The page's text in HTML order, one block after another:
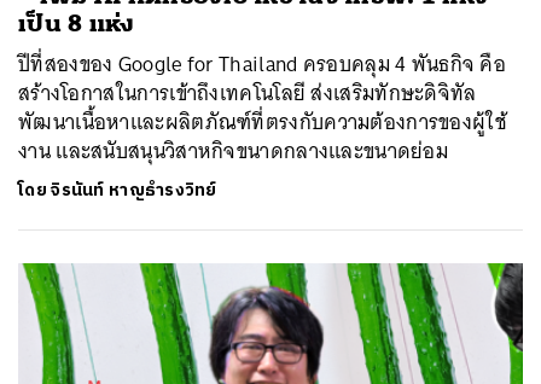
เป็น 8 แห่ง
ปีที่สองของ Google for Thailand ครอบคลุม 4 พันธกิจ คือ
สร้างโอกาสในการเข้าถึงเทคโนโลยี ส่งเสริมทักษะดิจิทัล
พัฒนาเนื้อหาและผลิตภัณฑ์ที่ตรงกับความต้องการของผู้ใช้
งาน และสนับสนุนวิสาหกิจขนาดกลางและขนาดย่อม
โดยจิรนันท์ หาญธำรงวิทย์